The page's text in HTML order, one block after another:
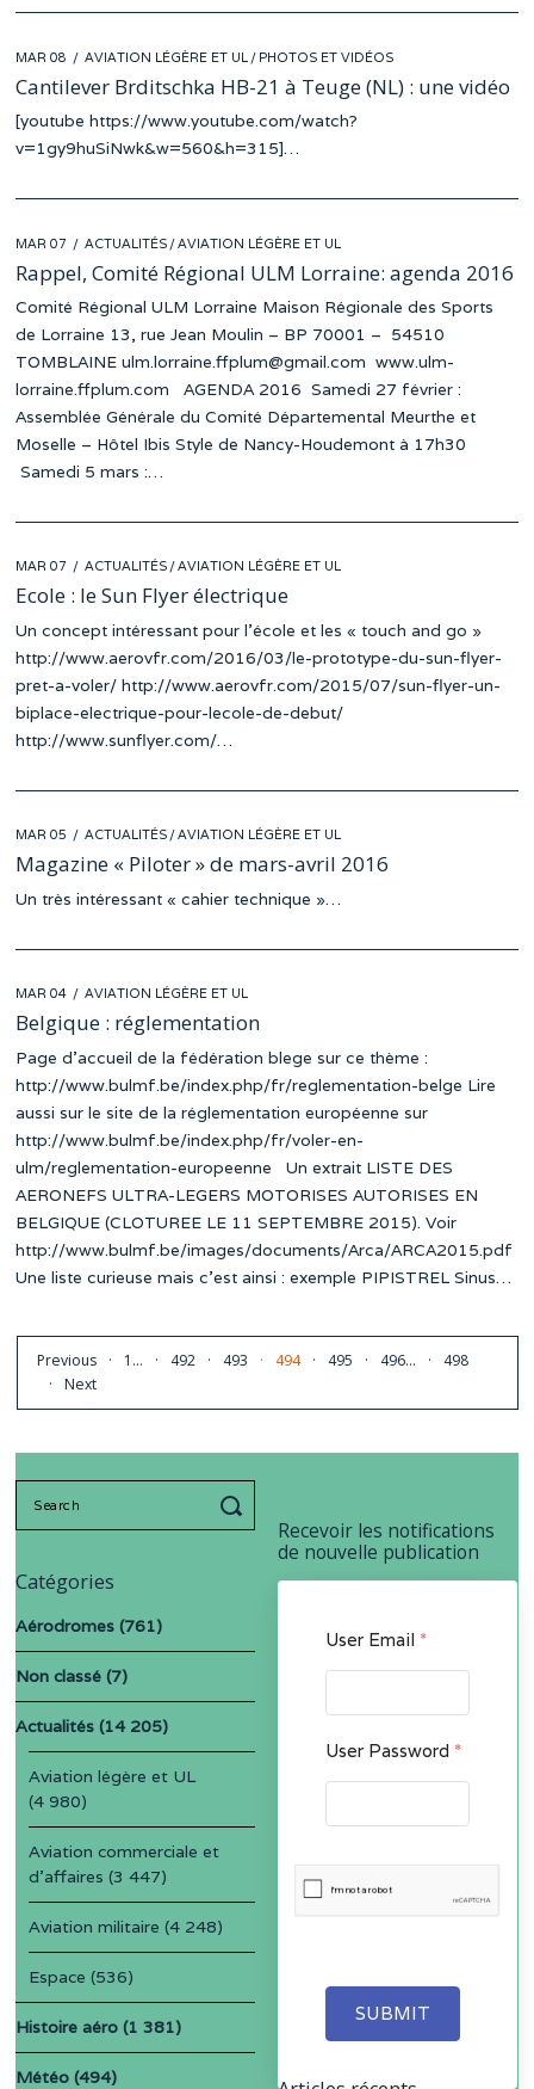
POSTED
ON
MAR 08 AVIATION LÉGÈRE ET UL / PHOTOS ET VIDÉOS
Cantilever Brditschka HB-21 à Teuge (NL) : une vidéo
[youtube https://www.youtube.com/watch?
v=1gy9huSiNwk&w=560&h=315]…
POSTED
ON
MAR 07 ACTUALITÉS /AVIATION LÉGÈRE ET UL
Rappel, Comité Régional ULM Lorraine: agenda 2016
Comité Régional ULM Lorraine Maison Régionale des Sports
de Lorraine 13, rue Jean Moulin – BP 70001 – 54510
TOMBLAINE ulm.lorraine.ffplum@gmail.com www.ulm-
lorraine.ffplum.com AGENDA 2016 Samedi 27 février :
Assemblée Générale du Comité Départemental Meurthe et
Moselle – Hôtel Ibis Style de Nancy-Houdemont à 17h30
Samedi 5 mars :…
POSTED
ON
MAR 07 ACTUALITÉS /AVIATION LÉGÈRE ET UL
Ecole : le Sun Flyer électrique
Un concept intéressant pour l’école et les « touch and go »
http://www.aerovfr.com/2016/03/le-prototype-du-sun-flyer-
pret-a-voler/ http://www.aerovfr.com/2015/07/sun-flyer-un-
biplace-electrique-pour-lecole-de-debut/
http://www.sunflyer.com/…
POSTED
ON
MAR 05 ACTUALITÉS /AVIATION LÉGÈRE ET UL
Magazine « Piloter » de mars-avril 2016
Un très intéressant « cahier technique »…
POSTED
ON
MAR 04 AVIATION LÉGÈRE ET UL
Belgique : réglementation
Page d’accueil de la fédération blege sur ce thème :
http://www.bulmf.be/index.php/fr/reglementation-belge Lire
aussi sur le site de la réglementation européenne sur
http://www.bulmf.be/index.php/fr/voler-en-
ulm/reglementation-europeenne Un extrait LISTE DES
AERONEFS ULTRA-LEGERS MOTORISES AUTORISES EN
BELGIQUE (CLOTUREE LE 11 SEPTEMBRE 2015). Voir
http://www.bulmf.be/images/documents/Arca/ARCA2015.pdf
Une liste curieuse mais c’est ainsi : exemple PIPISTREL Sinus…
Previous 1 … 492 493 494 495 496…
498
Next
Recevoir les notifications
de nouvelle publication
User Email *
User Password *
SUBMIT
Catégories
Aérodromes (761)
Non classé (7)
Actualités (14 205)
Aviation légère et UL
(4 980)
Aviation commerciale et
d'affaires (3 447)
Aviation militaire (4 248)
Espace (536)
Histoire aéro (1 381)
Météo (494)